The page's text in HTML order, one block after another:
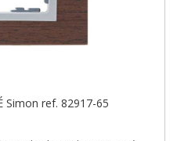
Simon ref. 82917-65